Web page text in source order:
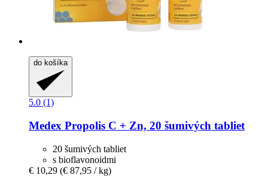
do košíka
5.0 (1)
Medex Propolis C + Zn, 20 šumivých tabliet
20 šumivých tabliet
s bioflavonoidmi
€ 10,29 (€ 87,95 / kg)